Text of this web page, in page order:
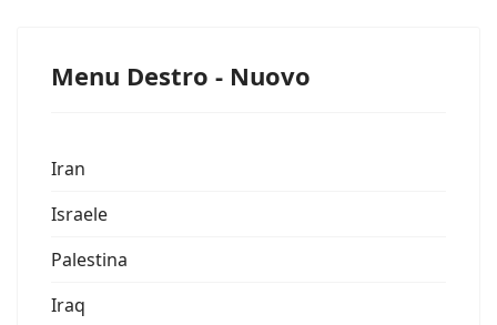
Menu Destro - Nuovo
Iran
Israele
Palestina
Iraq